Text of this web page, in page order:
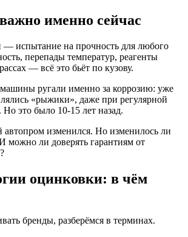
именно сейчас
— испытание на прочность для любого
перепады температур, реагенты
— всё это бьёт по кузову.
ругали именно за коррозию: уже
«рыжики», даже при регулярной
это было 10-15 лет назад.
автопром изменился. Но изменилось ли
можно ли доверять гарантиям от
оцинковки: в чём
бренды, разберёмся в терминах.